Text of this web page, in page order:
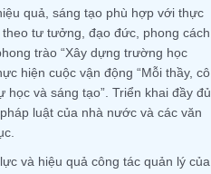
quả, sáng tạo phù hợp với thực
tư tưởng, đạo đức, phong cách
trào “Xây dựng trường học
hiện cuộc vận động “Mỗi thầy, cô
và sáng tạo”. Triển khai đầy đủ
luật của nhà nước và các văn
và hiệu quả công tác quản lý của